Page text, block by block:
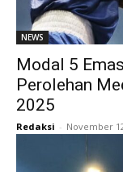
NEWS
Modal 5
Perolehan
2025
Redaksi - November